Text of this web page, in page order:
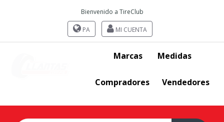
Bienvenido a TireClub
PA MI CUENTA
Marcas Medidas
Compradores Vendedores